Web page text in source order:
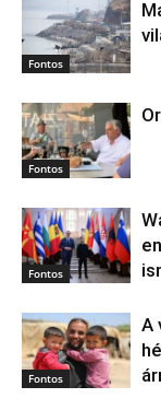
Fontos
Fontos
Fontos
Fontos
A